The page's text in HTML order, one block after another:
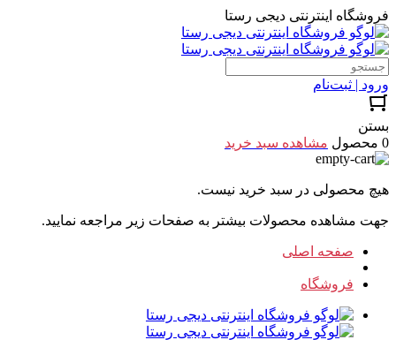
فروشگاه اینترنتی دیجی رستا
ورود | ثبت‌نام
بستن
0 محصول
مشاهده سبد خرید
هیچ محصولی در سبد خرید نیست.
جهت مشاهده محصولات بیشتر به صفحات زیر مراجعه نمایید.
صفحه اصلی
فروشگاه